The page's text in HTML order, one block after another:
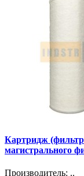
Картридж
магистрального
Производитель: ..